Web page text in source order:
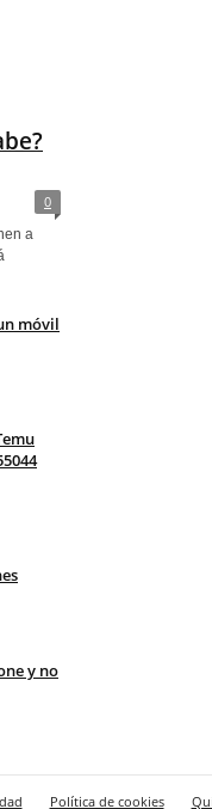
0
a
móvil
y no
Política de cookies